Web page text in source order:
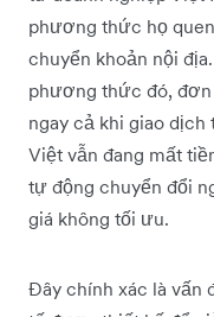
phương thức họ
chuyển khoản nội
phương thức đó, đơn
ngay cả khi giao dịch
Việt vẫn đang mất
tự động chuyển đổi
giá không tối ưu.
Đây chính xác là vấn